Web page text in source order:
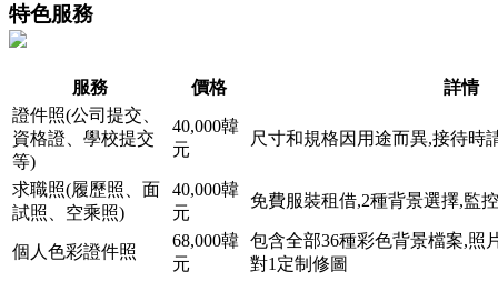
特色服務
服務 價格
詳情
證件照(公司提交、
資格證、學校提交
等)
40,000韓
元
尺寸和規格因用途而異,接待時
求職照(履歷照、面
試照、空乘照)
40,000韓
元
免費服裝租借,2種背景選擇,監
個人色彩證件照
68,000韓
元
包含全部36種彩色背景檔案,照
對1定制修圖